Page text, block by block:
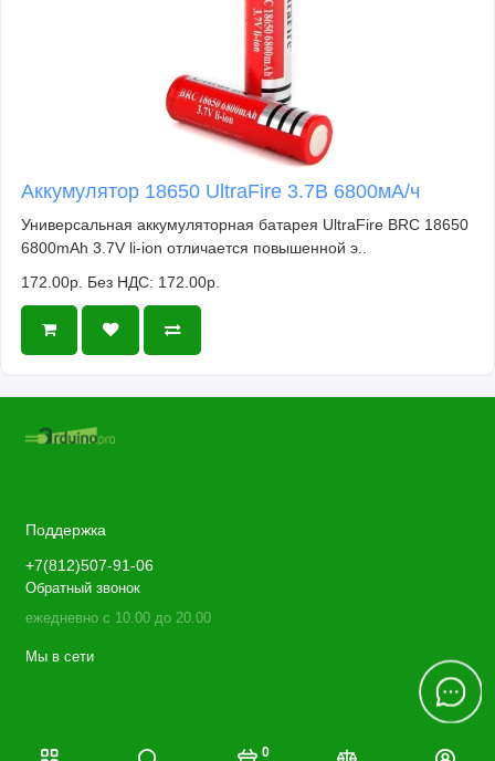
0
Аккумулятор 18650 UltraFire 3.7В 6800мА/ч
Универсальная аккумуляторная батарея UltraFire BRC 18650
6800mAh 3.7V li-ion отличается повышенной э..
172.00р. Без НДС: 172.00р.
Поддержка
+7(812)507-91-06
Обратный звонок
ежедневно с 10.00 до 20.00
Мы в сети